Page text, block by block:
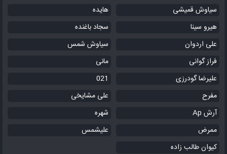
سیاوش قمیشی
هایده
هیرو سینا
سجاد باغنده
علی اردوان
سیاوش شمس
فراز گوانی
مانی
علیرضا گودرزی
021
مفرح
علی مشایخی
آرش Ap
شهره
ممرض
علیشمس
کیوان طالب زاده